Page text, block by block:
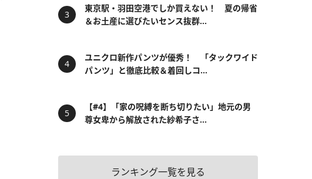
東京駅・羽田空港でしか買えない！ 夏の帰省
＆お土産に選びたいセンス抜群...
ユニクロ新作パンツが優秀！ 「タックワイド
パンツ」と徹底比較＆着回しコ...
【#4】「家の呪縛を断ち切りたい」地元の男
尊女卑から解放された紗希子さ...
ランキング一覧を見る